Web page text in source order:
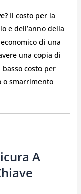
Il costo per la
e dell’anno della
di una
una copia di
costo per
o smarrimento
A